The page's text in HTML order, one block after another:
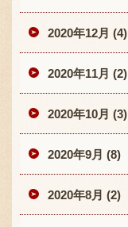
2020年12月 (4)
2020年11月 (2)
2020年10月 (3)
2020年9月 (8)
2020年8月 (2)